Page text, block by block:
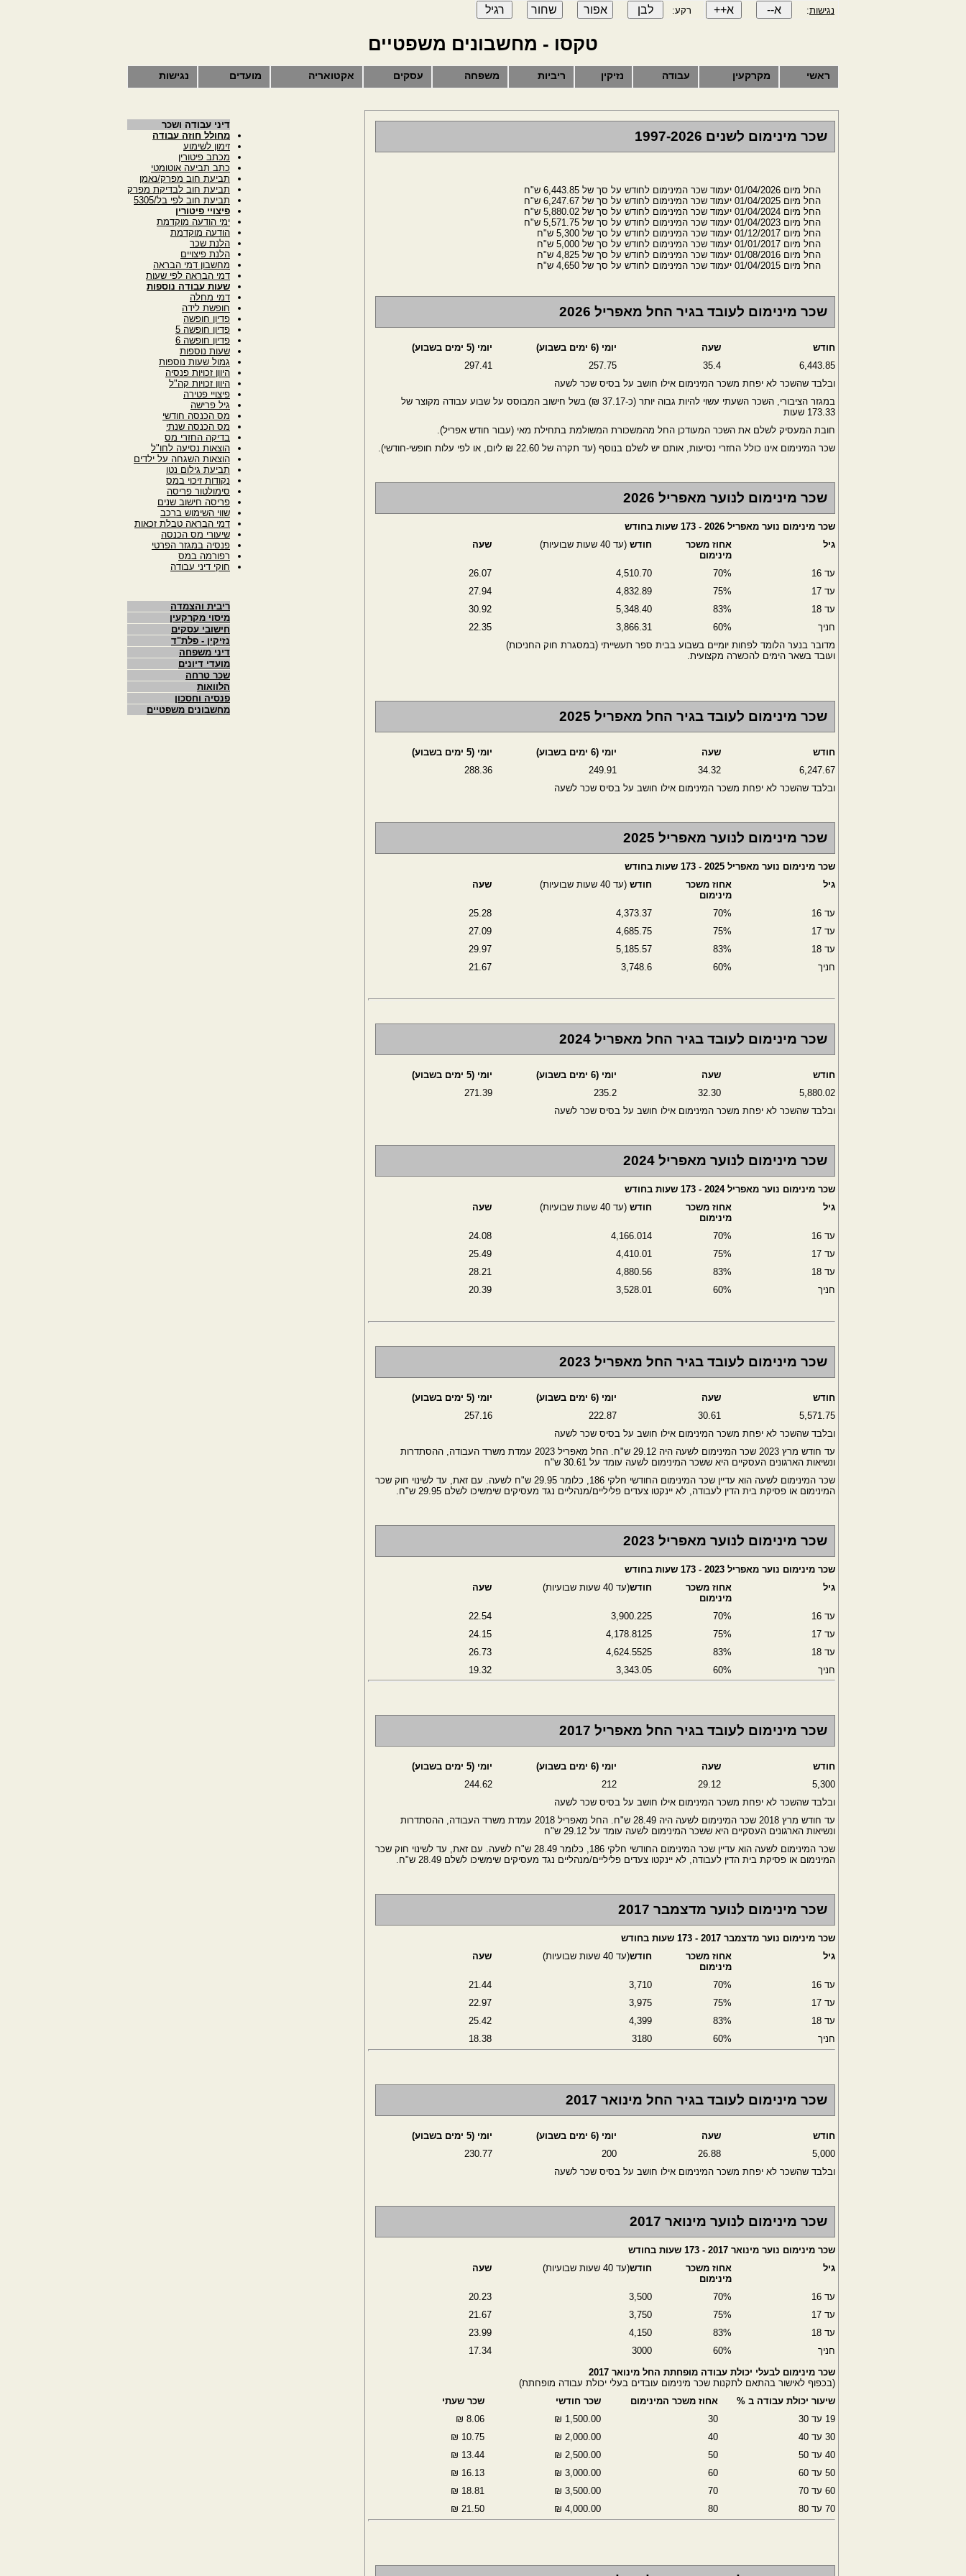
נגישות: רקע:
טקסו - מחשבונים משפטיים
ראשי מקרקעין עבודה נזיקין ריביות משפחה עסקים אקטואריה מועדים נגישות
שכר מינימום לשנים 1997-2026
החל מיום 01/04/2026 יעמוד שכר המינימום לחודש על סך של 6,443.85 ש"ח
החל מיום 01/04/2025 יעמוד שכר המינימום לחודש על סך של 6,247.67 ש"ח
החל מיום 01/04/2024 יעמוד שכר המינימום לחודש על סך של 5,880.02 ש"ח
החל מיום 01/04/2023 יעמוד שכר המינימום לחודש על סך של 5,571.75 ש"ח
החל מיום 01/12/2017 יעמוד שכר המינימום לחודש על סך של 5,300 ש"ח
החל מיום 01/01/2017 יעמוד שכר המינימום לחודש על סך של 5,000 ש"ח
החל מיום 01/08/2016 יעמוד שכר המינימום לחודש על סך של 4,825 ש"ח
החל מיום 01/04/2015 יעמוד שכר המינימום לחודש על סך של 4,650 ש"ח
שכר מינימום לעובד בגיר החל מאפריל 2026
חודש שעה יומי (6 ימים בשבוע)
יומי (5 ימים בשבוע)
6,443.85
35.4
257.75
297.41
ובלבד שהשכר לא יפחת משכר המינימום אילו חושב על בסיס שכר לשעה
במגזר הציבורי, השכר השעתי עשוי להיות גבוה יותר (כ-37.17 ₪) בשל חישוב המבוסס על שבוע עבודה מקוצר של
173.33 שעות
חובת המעסיק לשלם את השכר המעודכן החל מהמשכורת המשולמת בתחילת מאי (עבור חודש אפריל).
שכר המינימום אינו כולל החזרי נסיעות, אותם יש לשלם בנוסף (עד תקרה של 22.60 ₪ ליום, או לפי עלות חופשי-חודשי).
שכר מינימום לנוער מאפריל 2026
שכר מינימום נוער מאפריל 2026 - 173 שעות בחודש
גיל
אחוז משכר
מינימום
חודש (עד 40 שעות שבועיות) שעה
עד 16 70%
4,510.70
26.07
עד 17
75%
4,832.89
27.94
עד 18
83%
5,348.40
30.92
חניך
60%
3,866.31
22.35
מדובר בנער הלומד לפחות יומיים בשבוע בבית ספר תעשייתי (במסגרת חוק החניכות)
ועובד בשאר הימים להכשרה מקצועית.
שכר מינימום לעובד בגיר החל מאפריל 2025
חודש שעה יומי (6 ימים בשבוע)
יומי (5 ימים בשבוע)
6,247.67
34.32
249.91
288.36
ובלבד שהשכר לא יפחת משכר המינימום אילו חושב על בסיס שכר לשעה
שכר מינימום לנוער מאפריל 2025
שכר מינימום נוער מאפריל 2025 - 173 שעות בחודש
גיל
אחוז משכר
מינימום
חודש (עד 40 שעות שבועיות) שעה
עד 16 70%
4,373.37
25.28
עד 17
75%
4,685.75
27.09
עד 18
83%
5,185.57
29.97
חניך
60%
3,748.6
21.67
שכר מינימום לעובד בגיר החל מאפריל 2024
חודש שעה יומי (6 ימים בשבוע)
יומי (5 ימים בשבוע)
5,880.02
32.30
235.2
271.39
ובלבד שהשכר לא יפחת משכר המינימום אילו חושב על בסיס שכר לשעה
שכר מינימום לנוער מאפריל 2024
שכר מינימום נוער מאפריל 2024 - 173 שעות בחודש
גיל
אחוז משכר
מינימום
חודש (עד 40 שעות שבועיות) שעה
עד 16 70%
4,166.014
24.08
עד 17
75%
4,410.01
25.49
עד 18
83%
4,880.56
28.21
חניך
60%
3,528.01
20.39
שכר מינימום לעובד בגיר החל מאפריל 2023
חודש שעה יומי (6 ימים בשבוע)
יומי (5 ימים בשבוע)
5,571.75
30.61
222.87
257.16
ובלבד שהשכר לא יפחת משכר המינימום אילו חושב על בסיס שכר לשעה
עד חודש מרץ 2023 שכר המינימום לשעה היה 29.12 ש"ח. החל מאפריל 2023 עמדת משרד העבודה, ההסתדרות
ונשיאות הארגונים העסקיים היא ששכר המינימום לשעה עומד על 30.61 ש"ח
שכר המינימום לשעה הוא עדיין שכר המינימום החודשי חלקי 186, כלומר 29.95 ש"ח לשעה. עם זאת, עד לשינוי חוק שכר
המינימום או פסיקת בית הדין לעבודה, לא יינקטו צעדים פליליים/מנהליים נגד מעסיקים שימשיכו לשלם 29.95 ש"ח.
שכר מינימום לנוער מאפריל 2023
שכר מינימום נוער מאפריל 2023 - 173 שעות בחודש
גיל
אחוז משכר
מינימום
חודש(עד 40 שעות שבועיות) שעה
עד 16 70%
3,900.225
22.54
עד 17
75%
4,178.8125
24.15
עד 18
83%
4,624.5525
26.73
חניך
60%
3,343.05
19.32
שכר מינימום לעובד בגיר החל מאפריל 2017
חודש שעה יומי (6 ימים בשבוע)
יומי (5 ימים בשבוע)
5,300
29.12
212
244.62
ובלבד שהשכר לא יפחת משכר המינימום אילו חושב על בסיס שכר לשעה
עד חודש מרץ 2018 שכר המינימום לשעה היה 28.49 ש"ח. החל מאפריל 2018 עמדת משרד העבודה, ההסתדרות
ונשיאות הארגונים העסקיים היא ששכר המינימום לשעה עומד על 29.12 ש"ח
שכר המינימום לשעה הוא עדיין שכר המינימום החודשי חלקי 186, כלומר 28.49 ש"ח לשעה. עם זאת, עד לשינוי חוק שכר
המינימום או פסיקת בית הדין לעבודה, לא יינקטו צעדים פליליים/מנהליים נגד מעסיקים שימשיכו לשלם 28.49 ש"ח.
שכר מינימום לנוער מדצמבר 2017
שכר מינימום נוער מדצמבר 2017 - 173 שעות בחודש
גיל
אחוז משכר
מינימום
חודש(עד 40 שעות שבועיות) שעה
עד 16 70%
3,710
21.44
עד 17
75%
3,975
22.97
עד 18
83%
4,399
25.42
חניך
60%
3180
18.38
שכר מינימום לעובד בגיר החל מינואר 2017
חודש שעה יומי (6 ימים בשבוע)
יומי (5 ימים בשבוע)
5,000
26.88
200
230.77
ובלבד שהשכר לא יפחת משכר המינימום אילו חושב על בסיס שכר לשעה
שכר מינימום לנוער מינואר 2017
שכר מינימום נוער מינואר 2017 - 173 שעות בחודש
גיל
אחוז משכר
מינימום
חודש(עד 40 שעות שבועיות) שעה
עד 16 70%
3,500
20.23
עד 17
75%
3,750
21.67
עד 18
83%
4,150
23.99
חניך
60%
3000
17.34
שכר מינימום לבעלי יכולת עבודה מופחתת החל מינואר 2017
(בכפוף לאישור בהתאם לתקנות שכר מינימום עובדים בעלי יכולת עבודה מופחתת)
שיעור יכולת עבודה ב %
אחוז משכר המינימום שכר חודשי
שכר שעתי
19 עד 30
30
1,500.00 ₪
8.06 ₪
30 עד 40
40
2,000.00 ₪
10.75 ₪
40 עד 50
50
2,500.00 ₪
13.44 ₪
50 עד 60
60
3,000.00 ₪
16.13 ₪
60 עד 70
70
3,500.00 ₪
18.81 ₪
70 עד 80
80
4,000.00 ₪
21.50 ₪
דיני עבודה ושכר
מחולל חוזה עבודה
זימון לשימוע
מכתב פיטורין
כתב תביעה אוטומטי
תביעת חוב מפרק/נאמן
תביעת חוב לבדיקת מפרק
תביעת חוב לפי בל/5305
פיצויי פיטורין
ימי הודעה מוקדמת
הודעה מוקדמת
הלנת שכר
הלנת פיצויים
מחשבון דמי הבראה
דמי הבראה לפי שעות
שעות עבודה נוספות
דמי מחלה
חופשת לידה
פדיון חופשה
פדיון חופשה 5
פדיון חופשה 6
שעות נוספות
גמול שעות נוספות
היוון זכויות פנסיה
היוון זכויות קה"ל
פיצויי פטירה
גיל פרישה
מס הכנסה חודשי
מס הכנסה שנתי
בדיקה החזרי מס
הוצאות נסיעה לחו"ל
הוצאות השגחה על ילדים
תביעת גילום נטו
נקודות זיכוי במס
סימולטור פריסה
פריסה חישוב שנים
שווי השימוש ברכב
דמי הבראה טבלת זכאות
שיעורי מס הכנסה
פנסיה במגזר הפרטי
רפורמה במס
חוקי דיני עבודה
ריבית והצמדה
מיסוי מקרקעין
חישובי עסקים
נזיקין - פלת"ד
דיני משפחה
מועדי דיונים
שכר טרחה
הלוואות
פנסיה וחסכון
מחשבונים משפטיים